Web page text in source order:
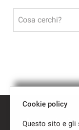
Cosa cerchi?
Cookie policy
Questo sito e gli